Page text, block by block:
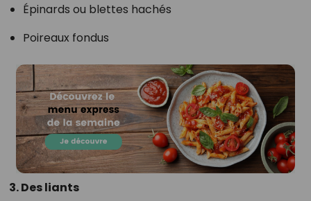
Épinards ou blettes hachés
Poireaux fondus
3. Des liants